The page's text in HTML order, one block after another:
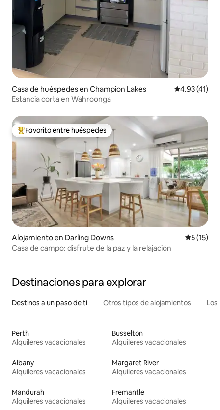
Casa de huéspedes en Champion Lakes Calificación
4.93 (41)
Estancia corta en Wahroonga
Favorito entre huéspedes preferido
Favorito entre huéspedes
Alojamiento en Darling Downs
5 (15)
Casa de campo: disfrute de la paz y la relajación
Destinaciones para explorar
Destinos a un paso de ti Otros tipos de alojamientos
Perth
Alquileres vacacionales
Busselton
Alquileres vacacionales
Albany
Alquileres vacacionales
Margaret River
Alquileres vacacionales
Mandurah
Alquileres vacacionales
Fremantle
Alquileres vacacionales